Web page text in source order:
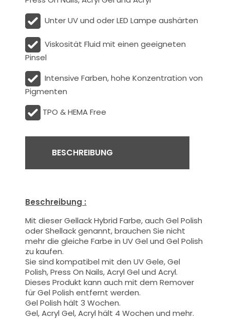
Unter UV und oder LED Lampe aushärten
ViskositätFluid mit einen geeigneten
Pinsel
Intensive Farben, hohe Konzentration von
Pigmenten
TPO & HEMA Free
BESCHREIBUNG
Beschreibung :
Mit dieser Gellack Hybrid Farbe, auch Gel Polish
oder Shellack genannt, brauchen Sie nicht
mehr die gleiche Farbe in UV Gel und Gel Polish
zu kaufen.
Sie sind kompatibel mit den UV Gele, Gel
Polish, Press On Nails, Acryl Gel und Acryl.
Dieses Produkt kann auch mit dem Remover
für Gel Polish entfernt werden.
Gel Polish hält 3 Wochen.
Gel, Acryl Gel, Acryl hält 4 Wochen und mehr.